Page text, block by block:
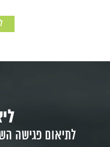
לתיאום פגישה